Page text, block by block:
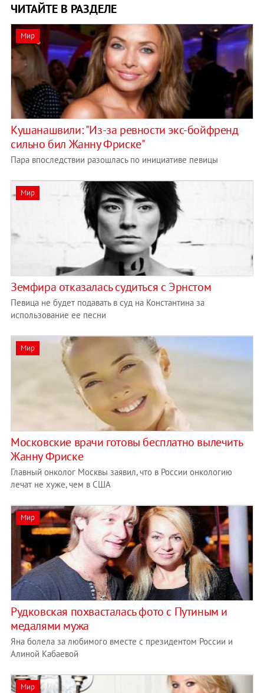
ЧИТАЙТЕ В РАЗДЕЛЕ
Мир
Кушанашвили: "Из-за ревности экс-бойфренд
сильно бил Жанну Фриске"
Пара впоследствии разошлась по инициативе певицы
Мир
Земфира отказалась судиться с Эрнстом
Певица не будет подавать в суд на Константина за
использование ее песни
Мир
Московские врачи готовы бесплатно вылечить
Жанну Фриске
Главный онколог Москвы заявил, что в России онкологию
лечат не хуже, чем в США
Мир
Рудковская похвасталась фото с Путиным и
медалями мужа
Яна болела за любимого вместе с президентом России и
Алиной Кабаевой
Мир